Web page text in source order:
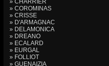
» CHARRIER
» COROMINAS
» CRISSE
» D'ARMAGNAC
» DELAMONICA
» DREANO
» ECALARD
» EURGAL
» FOLLIOT
» GUENAIZIA